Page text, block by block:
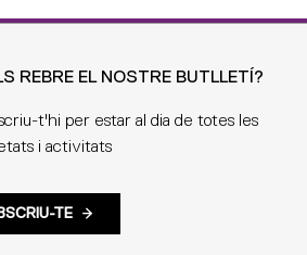
REBRE EL NOSTRE BUTLLETÍ?
t'hi per estar al dia de totes les
i activitats
TE